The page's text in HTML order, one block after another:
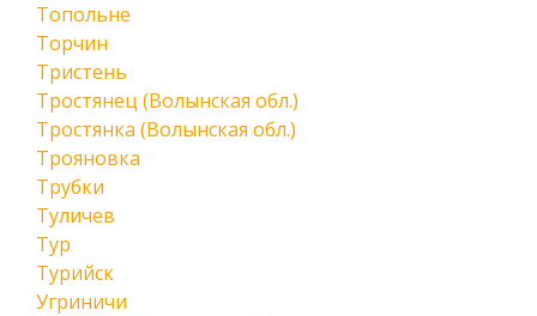
Топольне
Торчин
Тристень
Тростянец (Волынская обл.)
Тростянка (Волынская обл.)
Трояновка
Трубки
Туличев
Тур
Турийск
Угриничи